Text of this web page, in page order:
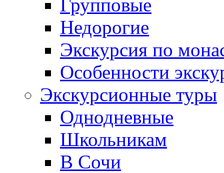
Групповые
Недорогие
Экскурсия по
Особенности
Экскурсионные туры
Однодневные
Школьникам
В Сочи